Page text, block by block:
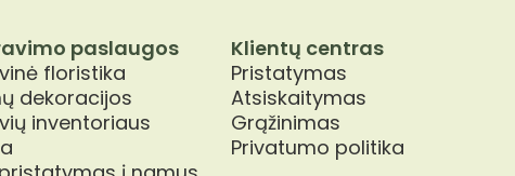
paslaugos
floristika
dekoracijos
inventoriaus
Klientų centras
Pristatymas
Atsiskaitymas
Grąžinimas
Privatumo politika